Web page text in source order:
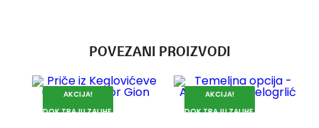
POVEZANI PROIZVODI
AKCIJA!
DOK TRAJU ZALIHE.
AKCIJA!
DOK TRAJU ZALIHE.